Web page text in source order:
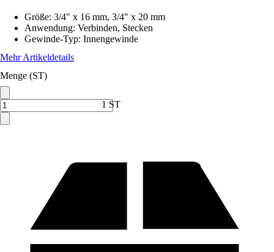
Größe: 3/4" x 16 mm, 3/4" x 20 mm
Anwendung: Verbinden, Stecken
Gewinde-Typ: Innengewinde
Mehr Artikeldetails
Menge (ST)
1 ST